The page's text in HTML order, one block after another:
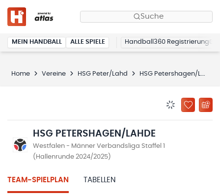
Suche
MEIN HANDBALL ALLE SPIELE Handball360 Registrierung
Home Vereine HSG Peter/Lahd HSG Petershagen/Lahde
ZU
HSG PETERSHAGEN/LAHDE
Westfalen - Männer Verbandsliga Staffel 1
(Hallenrunde 2024/2025)
TEAM-SPIELPLAN TABELLEN